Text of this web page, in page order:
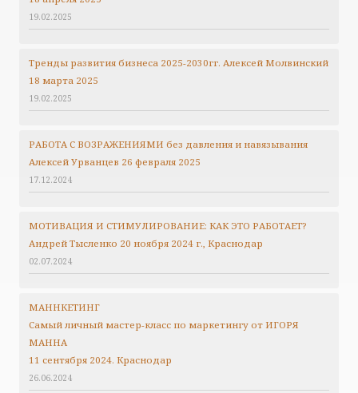
19.02.2025
Тренды развития бизнеса 2025-2030гг. Алексей Молвинский
18 марта 2025
19.02.2025
РАБОТА С ВОЗРАЖЕНИЯМИ без давления и навязывания
Алексей Урванцев 26 февраля 2025
17.12.2024
МОТИВАЦИЯ И СТИМУЛИРОВАНИЕ: КАК ЭТО РАБОТАЕТ?
Андрей Тысленко 20 ноября 2024 г., Краснодар
02.07.2024
МАННКЕТИНГ
Самый личный мастер-класс по маркетингу от ИГОРЯ
МАННА
11 сентября 2024. Краснодар
26.06.2024